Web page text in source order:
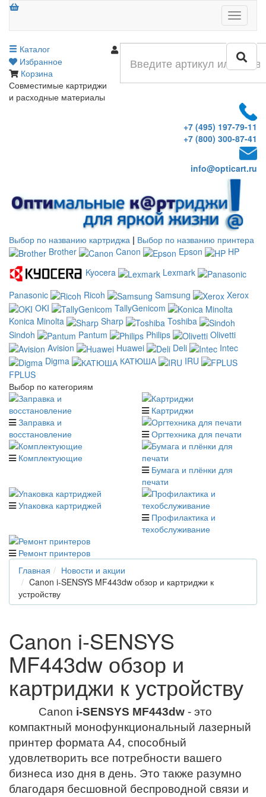
Меню
Каталог
Избранное
Корзина
Совместимые картриджи
и расходные материалы
+7 (495) 197-79-11
+7 (800) 300-87-41
info@opticart.ru
Выбор по названию картриджа | Выбор по названию принтера
Brother
Canon Epson
HP
Kyocera
Lexmark
Panasonic
Ricoh Samsung
Xerox
OKI
TallyGenicom
Konica Minolta
Sharp
Toshiba
Sindoh
Pantum Philips
Olivetti
Avision
Huawei Deli
Intec
Digma
КАТЮША
IRU
FPLUS
Выбор по категориям
Заправка и
восстановление
Картриджи
Оргтехника для печати
Комплектующие
Бумага и плёнки для
печати
Упаковка картриджей
Профилактика и
техобслуживание
Ремонт принтеров
Главная
Новости и акции
Canon i-SENSYS MF443dw обзор и картриджи к
устройству
Canon i-SENSYS
MF443dw обзор и
картриджи к устройству
Canon i-SENSYS MF443dw - это
компактный монофункциональный лазерный
принтер формата А4, способный
удовлетворить все потребности вашего
бизнеса изо дня в день. Это также разумно
благодаря бесшовной беспроводной связи и